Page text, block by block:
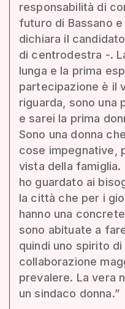
responsabilità di
futuro di Bassano
dichiara il
di centrodestra -.
lunga e la prima
partecipazione è il
riguarda, sono una
e sarei la prima
Sono una donna
cose impegnative,
vista della famiglia.
ho guardato ai
la città che per i
hanno una
sono abituate a
quindi uno spirito
collaborazione
prevalere. La vera
un sindaco donna.”